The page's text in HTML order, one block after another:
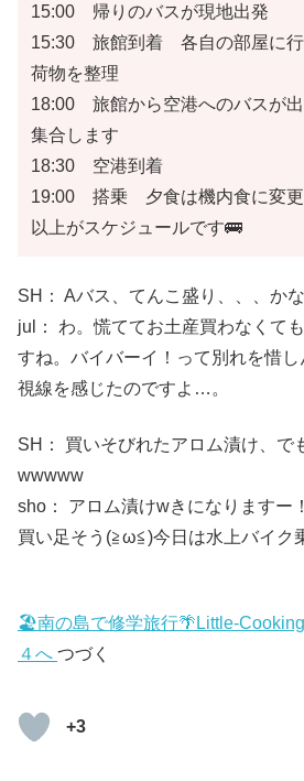
15:00 帰りのバスが現地出発
15:30 旅館到着 各自の部屋に行
荷物を整理
18:00 旅館から空港へのバスが
集合します
18:30 空港到着
19:00 搭乗 夕食は機内食に変更
以上がスケジュールです🚌
SH： Aバス、てんこ盛り、、、か
jul： わ。慌ててお土産買わなくて
すね。バイバーイ！って別れを惜
視線を感じたのですよ…。
SH： 買いそびれたアロム漬け、で
wwwww
sho： アロム漬けwきになりますー
買い足そう(≧ω≦)今日は水上バイク
🏖南の島で修学旅行🌴Little-
４へ つづく
+3